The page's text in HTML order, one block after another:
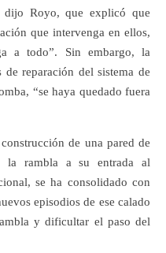
dijo Royo, que explicó que
que intervenga en ellos,
a todo”. Sin embargo, la
reparación del sistema de
“se haya quedado fuera
de una pared de
la rambla a su entrada al
se ha consolidado con
episodios de ese calado
y dificultar el paso del